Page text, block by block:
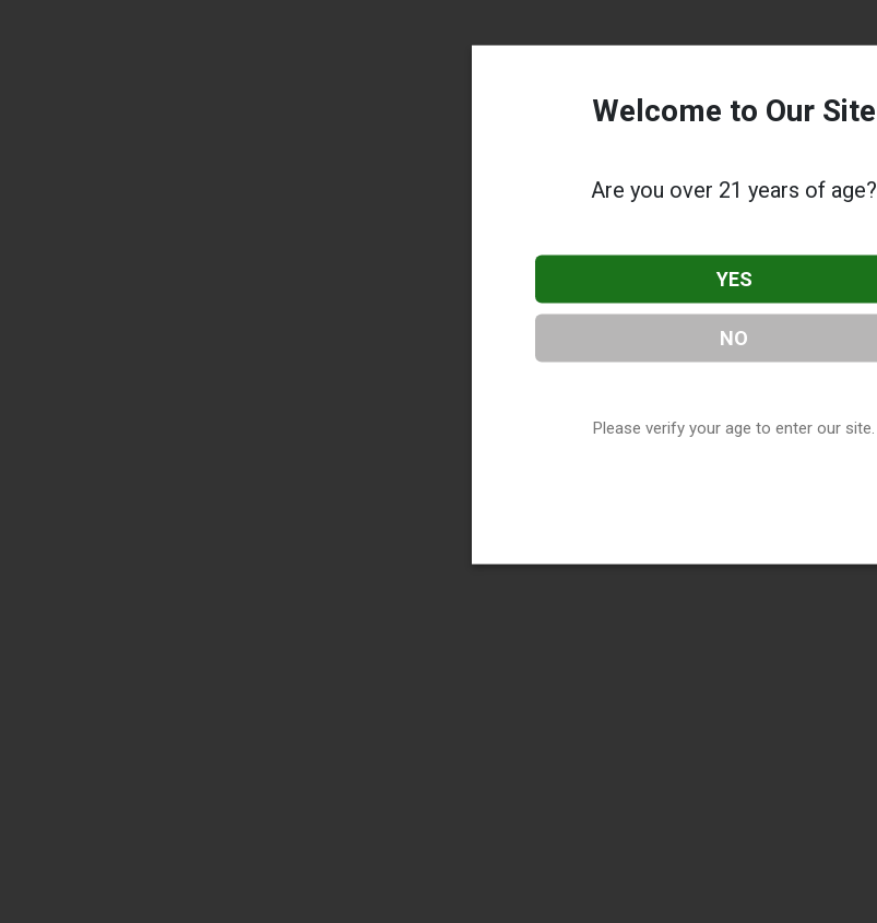
Welcome to Our Site
Are you over 21 years of age?
YES
NO
Please verify your age to enter our site.